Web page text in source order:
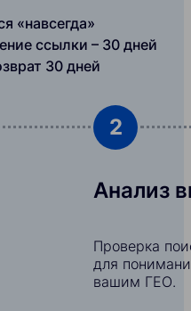
«навсегда»
ссылки – 30 дней
30 дней
2
Анализ
Проверка
для
вашим ГЕО.